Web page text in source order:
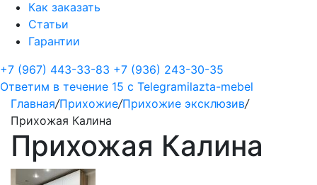
Как заказать
Статьи
Гарантии
+7 (967) 443-33-83 +7 (936) 243-30-35
Ответим в течение 15 с Telegramilazta-mebel
Главная/Прихожие/Прихожие эксклюзив/
Прихожая Калина
Прихожая Калина